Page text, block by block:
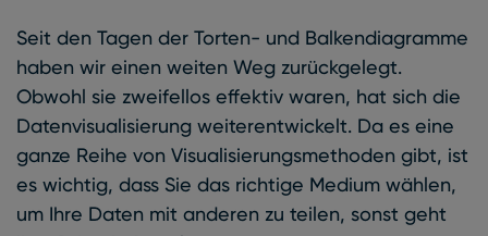
Seit den Tagen der Torten- und Balkendiagramme
haben wir einen weiten Weg zurückgelegt.
Obwohl sie zweifellos effektiv waren, hat sich die
Datenvisualisierung weiterentwickelt. Da es eine
ganze Reihe von Visualisierungsmethoden gibt, ist
es wichtig, dass Sie das richtige Medium wählen,
um Ihre Daten mit anderen zu teilen, sonst geht